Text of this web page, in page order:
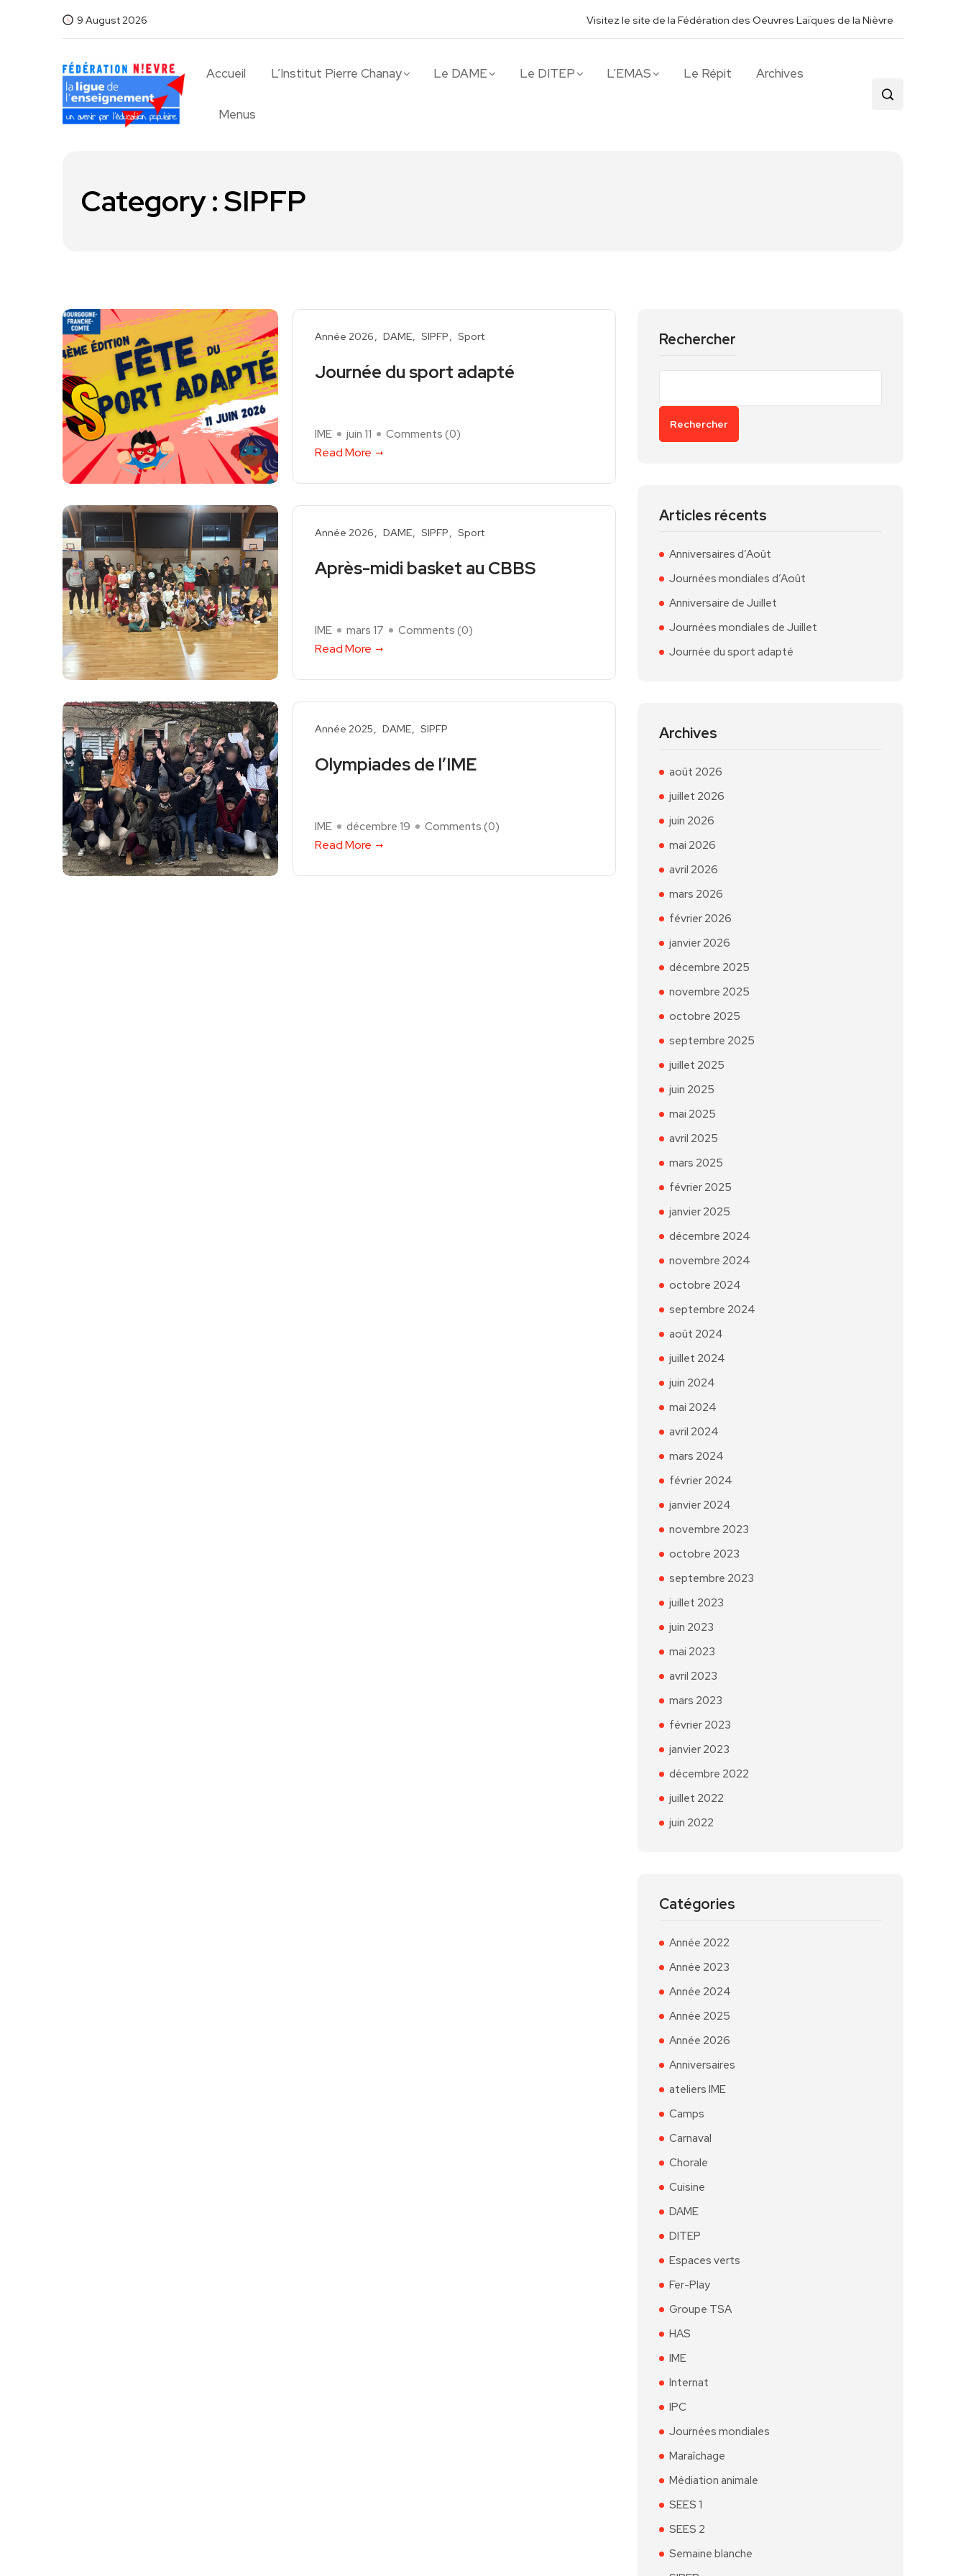
9 August 2026 Visitez le site de la Fédération des Oeuvres Laïques de la Nièvre
Accueil L’Institut Pierre Chanay Le DAME Le DITEP L’EMAS Le Répit Archives
Menus
Category : SIPFP
Année 2026 DAME SIPFP Sport
Journée du sport adapté
IME juin 11 Comments (0)
Read More
Année 2026 DAME SIPFP Sport
Après-midi basket au CBBS
IME mars 17 Comments (0)
Read More
Année 2025 DAME SIPFP
Olympiades de l’IME
IME décembre 19 Comments (0)
Read More
Rechercher
Rechercher
Articles récents
Anniversaires d’Août
Journées mondiales d’Août
Anniversaire de Juillet
Journées mondiales de Juillet
Journée du sport adapté
Archives
août 2026
juillet 2026
juin 2026
mai 2026
avril 2026
mars 2026
février 2026
janvier 2026
décembre 2025
novembre 2025
octobre 2025
septembre 2025
juillet 2025
juin 2025
mai 2025
avril 2025
mars 2025
février 2025
janvier 2025
décembre 2024
novembre 2024
octobre 2024
septembre 2024
août 2024
juillet 2024
juin 2024
mai 2024
avril 2024
mars 2024
février 2024
janvier 2024
novembre 2023
octobre 2023
septembre 2023
juillet 2023
juin 2023
mai 2023
avril 2023
mars 2023
février 2023
janvier 2023
décembre 2022
juillet 2022
juin 2022
Catégories
Année 2022
Année 2023
Année 2024
Année 2025
Année 2026
Anniversaires
ateliers IME
Camps
Carnaval
Chorale
Cuisine
DAME
DITEP
Espaces verts
Fer-Play
Groupe TSA
HAS
IME
Internat
IPC
Journées mondiales
Maraîchage
Médiation animale
SEES 1
SEES 2
Semaine blanche